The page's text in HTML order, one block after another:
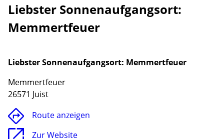
Liebster Sonnenaufgangsort:
Memmertfeuer
Liebster Sonnenaufgangsort: Memmertfeuer
Memmertfeuer
26571 Juist
Route anzeigen
Zur Website